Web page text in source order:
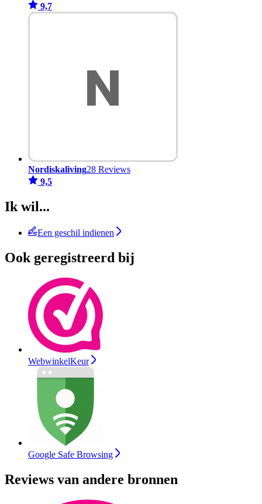
9,7
Nordiskaliving28 Reviews
9,5
Ik wil...
Een geschil indienen
Ook geregistreerd bij
WebwinkelKeur
Google Safe Browsing
Reviews van andere bronnen